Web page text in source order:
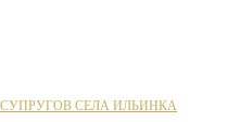
СЕЛА ИЛЬИНКА